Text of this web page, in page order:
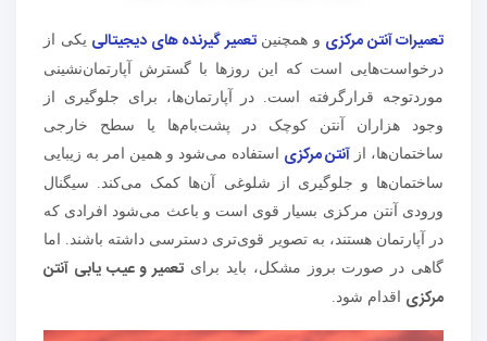
تعمیرات آنتن مرکزی و همچنینتعمیر گیرنده های دیجیتالی یکی از
درخواست‌هایی است که این روزها با گسترش آپارتمان‌نشینی
موردتوجه قرارگرفته است. در آپارتمان‌ها، برای جلوگیری از
وجود هزاران آنتن کوچک در پشت‌بام‌ها یا سطح خارجی
ساختمان‌ها، از آنتن مرکزی استفاده می‌شود و همین امر به زیبایی
ساختمان‌ها و جلوگیری از شلوغی آن‌ها کمک می‌کند. سیگنال
ورودی آنتن مرکزی بسیار قوی است و باعث می‌شود افرادی که
در آپارتمان هستند، به تصویر قوی‌تری دسترسی داشته باشند. اما
گاهی در صورت بروز مشکل، باید برای تعمیر و عیب یابی آنتن
مرکزی اقدام شود.